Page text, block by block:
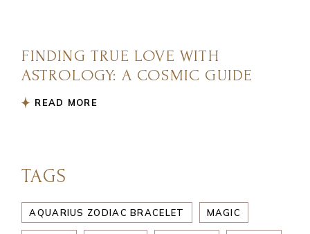
FINDING TRUE LOVE WITH
ASTROLOGY: A COSMIC GUIDE
READ MORE
TAGS
AQUARIUS ZODIAC BRACELET MAGIC